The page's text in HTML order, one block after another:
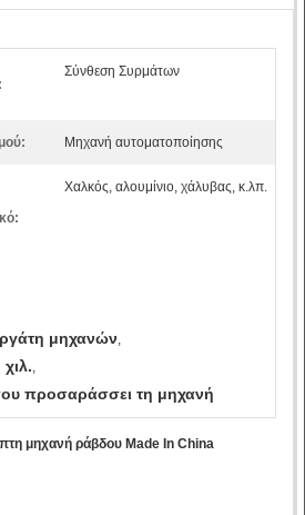
Σύνθεση Συρμάτων
Μηχανή αυτοματοποίησης
Χαλκός, αλουμίνιο, χάλυβας, κ.λπ.
μηχανών,
,
προσαράσσει τη μηχανή
μηχανή ράβδου Made In China